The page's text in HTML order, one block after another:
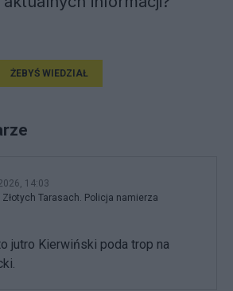
ŻEBYŚ WIEDZIAŁ
14:03
Tarasach. Policja namierza
jutro Kierwiński poda trop na